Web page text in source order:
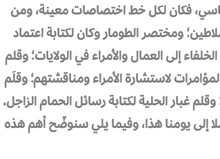
فكان لكل خط اختصاصات معينة، ومن
ومختصر الطومار وكان لكتابة اعتماد
إلى العمال والأمراء في الولايات؛ وقلم
لاستشارة الأمراء ومناقشتهم؛ وقلَم
وقلم غبار الحلية لكتابة رسائل الحمام الزاجل.
إلى يومنا هذا، وفيما يلي سنوضّح أهم هذه